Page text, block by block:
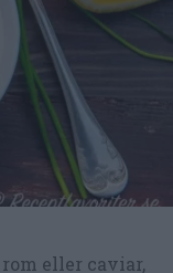
eller caviar,